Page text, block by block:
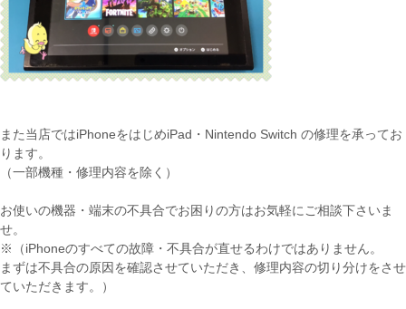
また当店ではiPhoneをはじめiPad・Nintendo Switch の修理を承ってお
ります。
（一部機種・修理内容を除く）
お使いの機器・端末の不具合でお困りの方はお気軽にご相談下さいま
せ。
※（iPhoneのすべての故障・不具合が直せるわけではありません。
まずは不具合の原因を確認させていただき、修理内容の切り分けをさせ
ていただきます。）